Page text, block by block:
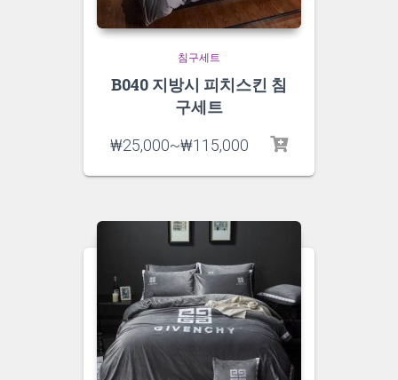
침구세트
B040 지방시 피치스킨 침
구세트
₩25,000~₩115,000